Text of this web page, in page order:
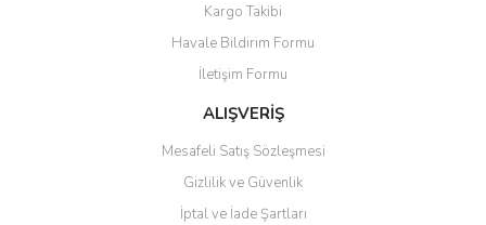
Ürün açıklamasında eksik bilgiler bulunuyor.
Ürün bilgilerinde hatalar bulunuyor.
Ürün fiyatı diğer sitelerden daha pahalı.
Bu ürüne benzer farklı alternatifler olmalı.
Kargo Takibi
Havale Bildirim Formu
İletişim Formu
ALIŞVERİŞ
Mesafeli Satış Sözleşmesi
Gizlilik ve Güvenlik
İptal ve İade Şartları